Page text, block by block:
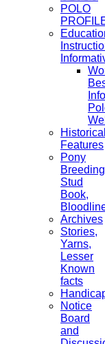
POLO
Historical
Features
Pony
Stud
Book,
Archives
Stories,
Yarns,
Lesser
Known
facts
Notice
Board
and